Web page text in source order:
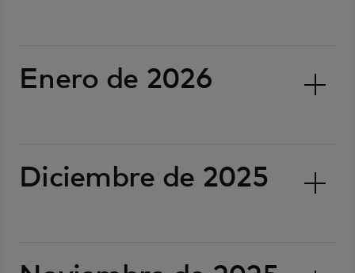
Enero de 2026
Diciembre de 2025